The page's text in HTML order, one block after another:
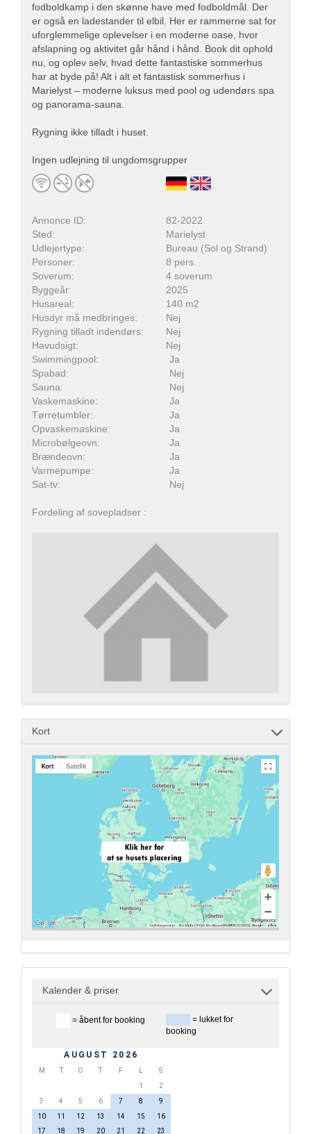
fodboldkamp i den skønne have med fodboldmål. Der
er også en ladestander til elbil. Her er rammerne sat for
uforglemmelige oplevelser i en moderne oase, hvor
afslapning og aktivitet går hånd i hånd. Book dit ophold
nu, og oplev selv, hvad dette fantastiske sommerhus
har at byde på! Alt i alt et fantastisk sommerhus i
Marielyst – moderne luksus med pool og udendørs spa
og panorama-sauna.
Rygning ikke tilladt i huset.
Ingen udlejning til ungdomsgrupper
Annonce ID:
82-2022
Sted:
Marielyst
Udlejertype:
Bureau (Sol og Strand)
Personer:
8 pers.
Soverum:
4 soverum
Byggeår:
2025
Husareal:
140 m2
Husdyr må medbringes:
Nej
Rygning tilladt indendørs:
Nej
Havudsigt:
Nej
Swimmingpool:
Ja
Spabad:
Nej
Sauna:
Nej
Vaskemaskine:
Ja
Tørretumbler:
Ja
Opvaskemaskine:
Ja
Microbølgeovn:
Ja
Brændeovn:
Ja
Varmepumpe:
Ja
Sat-tv:
Nej
Fordeling af sovepladser :
Kort
Kalender & priser
= åbent for booking
= lukket for
booking
AUGUST 2026
M O F L
S
1
2
3
4 5 6 7 8
9
10
11 12 13 14 15
16
17
18 19 20 21 22 23